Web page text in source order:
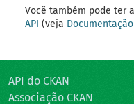
Você também pode ter
API (veja
API do CKAN
Associação CKAN